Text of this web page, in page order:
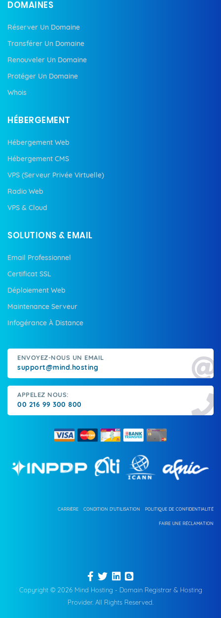
DOMAINES
Réserver Un Domaine
Transférer Un Domaine
Renouveler Un Domaine
Protéger Un Domaine
Whois
HÉBERGEMENT
Hébergement Web
Hébergement CMS
VPS (Serveur Privée Virtuelle)
Radio Web
VPS & Cloud
SOLUTIONS & EMAIL
Email Professionnel
Certificat SSL
Déploiement Web
Maintenance Serveur
Infogérance À Distance
ENVOYEZ-NOUS UN EMAIL
support@mind.hosting
APPELEZ NOUS:
00 216 99 300 800
POLITIQUE DE CONFIDENTIALITÉ
CONDITION D'UTILISATION
CARRIÈRE
FAIRE UNE RÉCLAMATION
Copyright © 2026 Mind Hosting - Domain Registrar & Hosting
Provider. All Rights Reserved.